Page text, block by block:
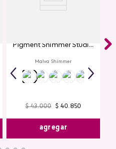
Pigment Shimmer Studio
Malva Shimmer
$ 43.000 $ 40. 850
agregar